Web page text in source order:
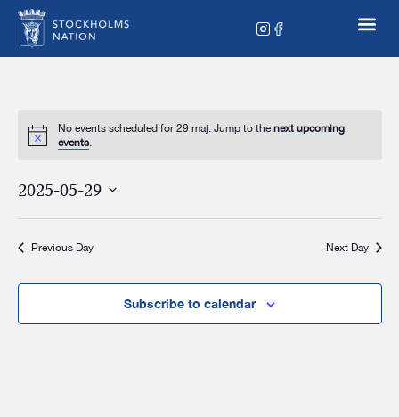
No events scheduled for 29 maj. Jump to the next upcoming
events.
2025-05-29
date.
Previous Day Next Day
Subscribe to calendar